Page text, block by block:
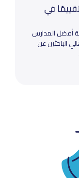
في
أفضل المدارس
الباحثين عن